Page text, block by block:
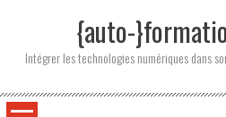
{auto-
Intégrer les technologies numériques dans